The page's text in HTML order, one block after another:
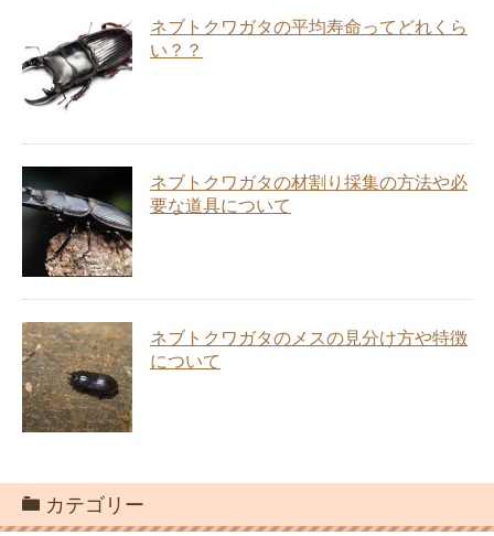
ネブトクワガタの平均寿命ってどれくら
い？？
ネブトクワガタの材割り採集の方法や必
要な道具について
ネブトクワガタのメスの見分け方や特徴
について
カテゴリー